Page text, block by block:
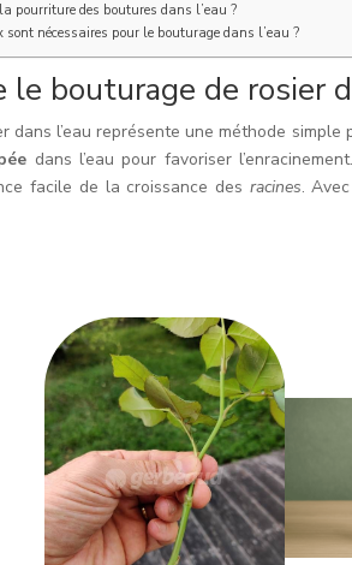
pourriture des boutures dans l’eau ?
nécessaires pour le bouturage dans l’eau ?
le bouturage de rosier
dans l’eau représente une méthode
dans l’eau pour favoriser
facile de la croissance des racines.